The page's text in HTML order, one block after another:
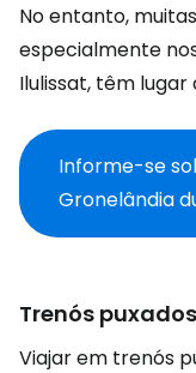
No entanto,
especialmente
Ilulissat, têm
Informe-se
Gronelândia
Trenós
Viajar em trenós